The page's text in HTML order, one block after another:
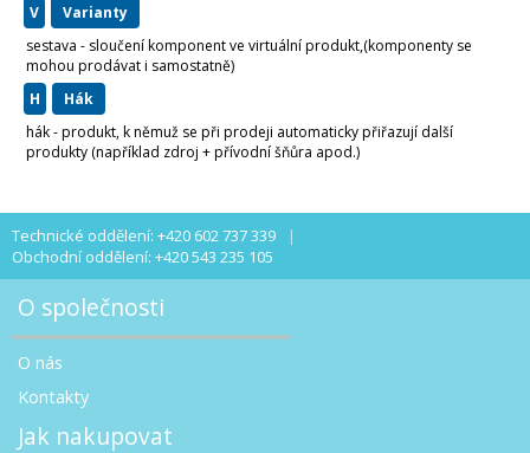
v
varianty
sestava - sloučení komponent ve virtuální produkt,(komponenty se
mohou prodávat i samostatně)
H
hák
hák - produkt, k němuž se při prodeji automaticky přiřazují další
produkty (například zdroj + přívodní šňůra apod.)
Technické oddělení: +420 602 737 339
Obchodní oddělení: +420 543 235 105
O společnosti
O nás
Kontakty
Jak nakupovat